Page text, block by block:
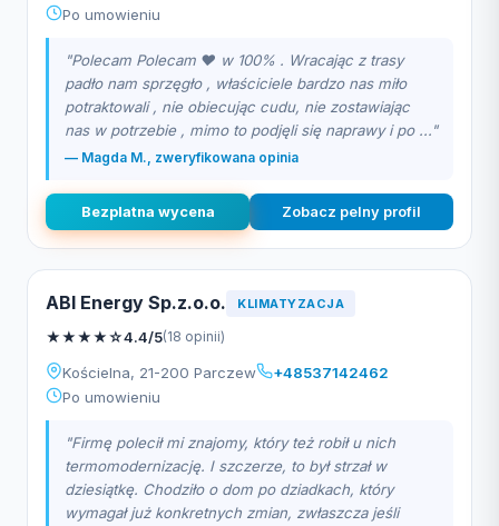
Po umowieniu
"Polecam Polecam ❤️ w 100% . Wracając z trasy
padło nam sprzęgło , właściciele bardzo nas miło
potraktowali , nie obiecując cudu, nie zostawiając
nas w potrzebie , mimo to podjęli się naprawy i po ..."
— Magda M., zweryfikowana opinia
Bezplatna wycena Zobacz pelny profil
ABI Energy Sp.z.o.o. KLIMATYZACJA
★★★★☆4.4/5(18 opinii)
Kościelna, 21-200 Parczew
+48537142462
Po umowieniu
"Firmę polecił mi znajomy, który też robił u nich
termomodernizację. I szczerze, to był strzał w
dziesiątkę. Chodziło o dom po dziadkach, który
wymagał już konkretnych zmian, zwłaszcza jeśli